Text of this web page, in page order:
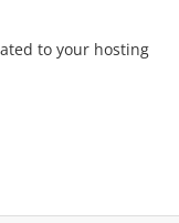
to your hosting